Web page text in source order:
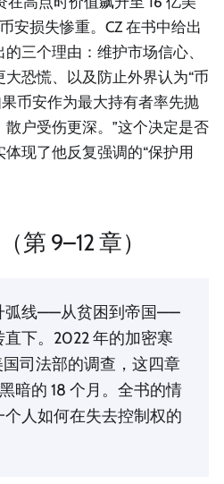
安损失惨重。CZ 在书中给出
三个理由：维护市场信心、
恐慌、以及防止外界认为“币
币安作为最大持有者率先抛
户受伤更深。”这个决定是否
现了他反复强调的“保护用
第 9–12 章）
弧线——从贫困到帝国——
下。2022 年的加密寒
司法部的调查，这四章
暗的 18 个月。全书的情
人如何在失去控制权的